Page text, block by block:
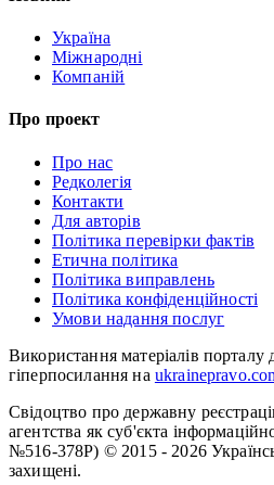
Україна
Міжнародні
Компаній
Про проект
Про нас
Редколегія
Контакти
Для авторів
Політика перевірки фактів
Етична політика
Політика виправлень
Політика конфіденційності
Умови надання послуг
Використання матеріалів порталу
гіперпосилання на
Свідоцтво про державну
агентства як суб'єкта
№516-378Р) © 2015 - 2026
захищені.